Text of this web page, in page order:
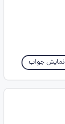
نمایش جواب